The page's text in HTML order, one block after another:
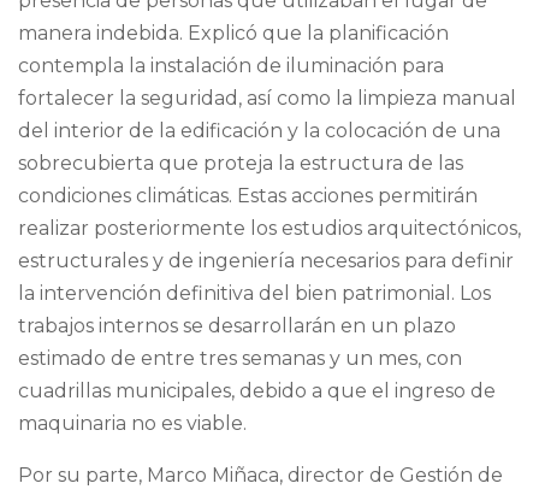
manera indebida. Explicó que la planificación
contempla la instalación de iluminación para
fortalecer la seguridad, así como la limpieza manual
del interior de la edificación y la colocación de una
sobrecubierta que proteja la estructura de las
condiciones climáticas. Estas acciones permitirán
realizar posteriormente los estudios arquitectónicos,
estructurales y de ingeniería necesarios para definir
la intervención definitiva del bien patrimonial. Los
trabajos internos se desarrollarán en un plazo
estimado de entre tres semanas y un mes, con
cuadrillas municipales, debido a que el ingreso de
maquinaria no es viable.
Por su parte, Marco Miñaca, director de Gestión de